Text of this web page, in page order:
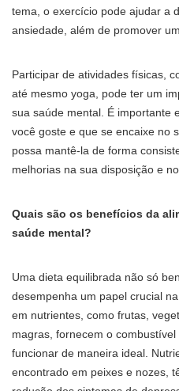
tema, o exercício pode ajudar a
ansiedade, além de promover
Participar de atividades físicas,
até mesmo yoga, pode ter um
sua saúde mental. É importante
você goste e que se encaixe no
possa mantê-la de forma
melhorias na sua disposição e
Quais são os benefícios da
saúde mental?
Uma dieta equilibrada não só
desempenha um papel crucial
em nutrientes, como frutas,
magras, fornecem o
funcionar de maneira ideal.
encontrado em peixes e nozes,